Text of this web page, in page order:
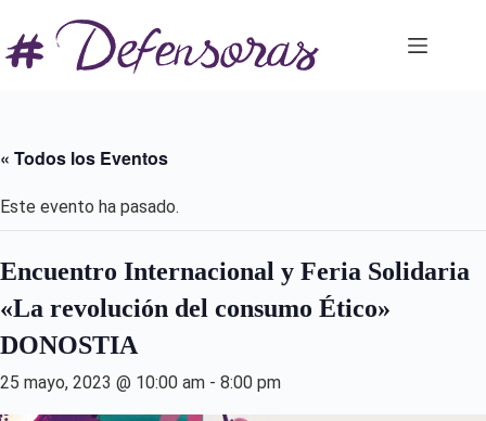
contenido
« Todos los Eventos
Este evento ha pasado.
Encuentro Internacional y Feria Solidaria
«La revolución del consumo Ético»
DONOSTIA
25 mayo, 2023 @ 10:00 am - 8:00 pm